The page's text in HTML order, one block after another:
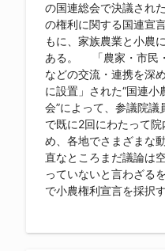
の国連総会で決議され
の権利に関する国連宣
もに、家族農業と小農
ある。 「農家・市民
などの交流・連携を深
に設置」された“国連
会”によって、参議院
で既に2回にわたって
め、各地でさまざまな
直なところまだ議論は
っていないと言わざる
で小農権利宣言を採択